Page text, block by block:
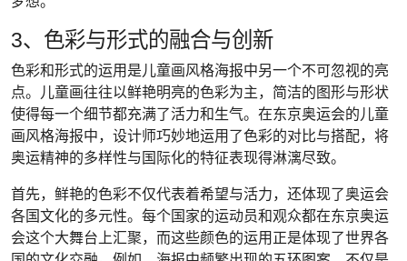
3、色彩与形式的融合与创新
色彩和形式的运用是儿童画风格海报中另一个不可忽视的亮
点。儿童画往往以鲜艳明亮的色彩为主，简洁的图形与形状
使得每一个细节都充满了活力和生气。在东京奥运会的儿童
画风格海报中，设计师巧妙地运用了色彩的对比与搭配，将
奥运精神的多样性与国际化的特征表现得淋漓尽致。
首先，鲜艳的色彩不仅代表着希望与活力，还体现了奥运会
各国文化的多元性。每个国家的运动员和观众都在东京奥运
会这个大舞台上汇聚，而这些颜色的运用正是体现了世界各